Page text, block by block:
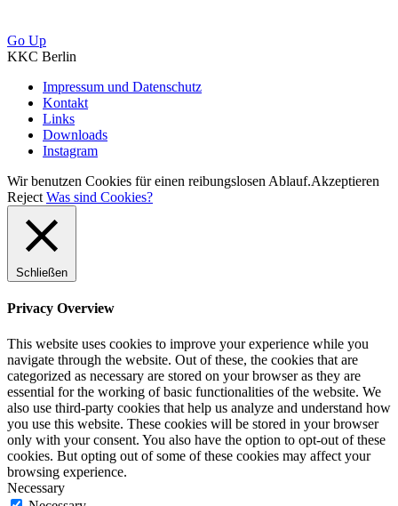
Go Up
KKC Berlin
Impressum und Datenschutz
Kontakt
Links
Downloads
Instagram
Wir benutzen Cookies für einen reibungslosen Ablauf.Akzeptieren
Reject Was sind Cookies?
Schließen
Privacy Overview
This website uses cookies to improve your experience while you
navigate through the website. Out of these, the cookies that are
categorized as necessary are stored on your browser as they are
essential for the working of basic functionalities of the website. We
also use third-party cookies that help us analyze and understand how
you use this website. These cookies will be stored in your browser
only with your consent. You also have the option to opt-out of these
cookies. But opting out of some of these cookies may affect your
browsing experience.
Necessary